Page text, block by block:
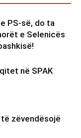
PS-së, do ta
e Selenicës
në SPAK
zëvendësojë